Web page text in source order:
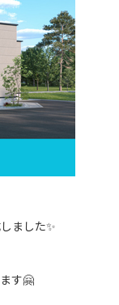
ました✨
す🤗